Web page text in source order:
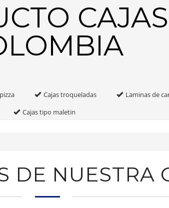
Cajas troqueladas Laminas de
Cajas tipo maletin
DE NUESTRA